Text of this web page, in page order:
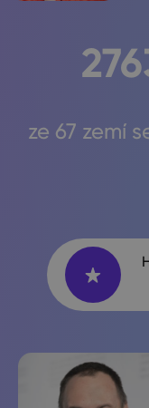
ze 67 zemí